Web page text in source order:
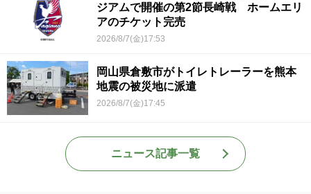
ジアムで開催の第2節長崎戦 ホームエリ
アのチケット完売
2026/8/7(金)17:53
岡山県倉敷市がトイレトレーラーを熊本
地震の被災地に派遣
2026/8/7(金)17:45
ニュース記事一覧